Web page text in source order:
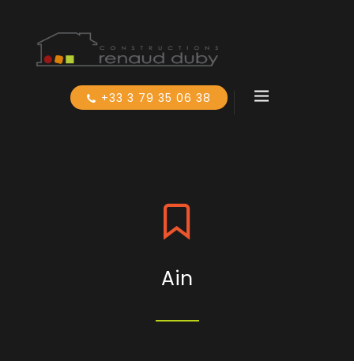
+33 3 79 35 06 38
Ain